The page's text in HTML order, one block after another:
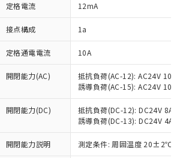
定格電流 12mA
接点構成 1a
定格通電電流 10A
開閉能力(AC)
抵抗負荷(AC-12): AC24V 10A/
誘導負荷(AC-15): AC24V
開閉能力(DC)
抵抗負荷(DC-12): DC24V 8A/
誘導負荷(DC-13): DC24V 4A/
開閉能力説明 測定条件: 周囲温度 20±2℃、
条件
をお読みいただき、同意のうえ
さい。
ービスは、当社制御機器事業取扱
の当社在庫状況および標準価格
み：EU RoHS指令（10物質）の
応した製品が提供可能な商品で
EU RoHS指令（10物質）の非含
た製品に切り替える予定のある
し：EU RoHS指令（10物質）の
対応の商品で、対応品を出す予
せん。
中：EU RoHS指令（10物質）の
応状況を調査中または確認中の
RoHS○×表